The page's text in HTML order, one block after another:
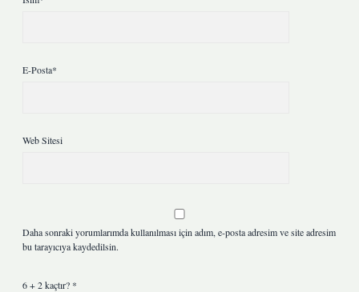
E-Posta*
Web Sitesi
Daha sonraki yorumlarımda kullanılması için adım, e-posta adresim ve site adresim
bu tarayıcıya kaydedilsin.
6 + 2 kaçtır? *